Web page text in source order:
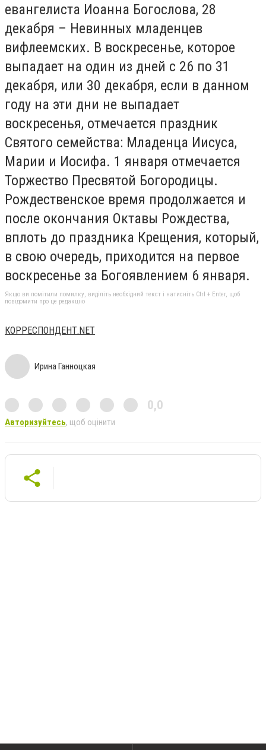
евангелиста Иоанна Богослова, 28
декабря – Невинных младенцев
вифлеемских. В воскресенье, которое
выпадает на один из дней с 26 по 31
декабря, или 30 декабря, если в данном
году на эти дни не выпадает
воскресенья, отмечается праздник
Святого семейства: Младенца Иисуса,
Марии и Иосифа. 1 января отмечается
Торжество Пресвятой Богородицы.
Рождественское время продолжается и
после окончания Октавы Рождества,
вплоть до праздника Крещения, который,
в свою очередь, приходится на первое
воскресенье за Богоявлением 6 января.
Якщо ви помітили помилку, виділіть необхідний текст і натисніть Ctrl + Enter, щоб
повідомити про це редакцію
КОРРЕСПОНДЕНТ.NET
Ирина Ганноцкая
0,0
Авторизуйтесь, щоб оцінити